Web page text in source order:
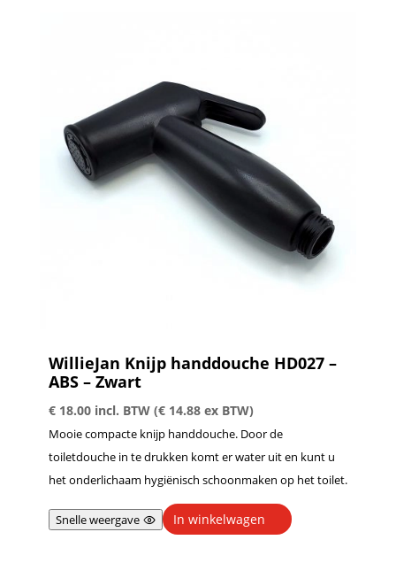
WillieJan Knijp handdouche HD027 –
ABS – Zwart
€18.00 incl. BTW (€14.88ex BTW)
Mooie compacte knijp handdouche. Door de
toiletdouche in te drukken komt er water uit en kunt u
het onderlichaam hygiënisch schoonmaken op het toilet.
Snelle weergave In winkelwagen